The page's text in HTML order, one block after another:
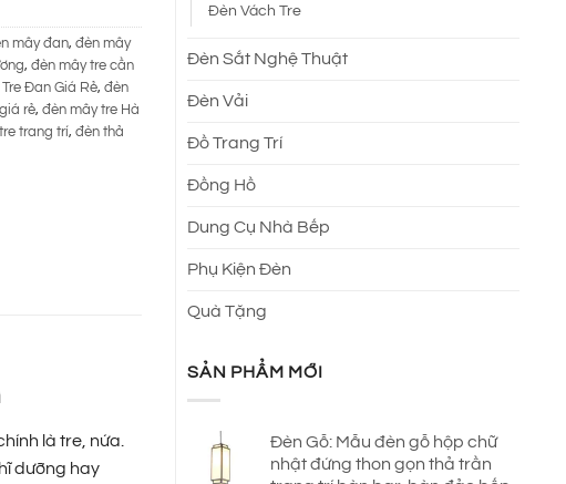
Đèn Vách Tre
Đèn Sắt Nghệ Thuật
Đèn Vải
Đồ Trang Trí
Đồng Hồ
Dung Cụ Nhà Bếp
Phụ Kiện Đèn
Quà Tặng
SẢN PHẨM MỚI
Đèn Gỗ: Mẫu đèn gỗ hộp chữ
nhật đứng thon gọn thả trần
mây đan, đèn mây
, đèn mây tre cần
Đan Giá Rẻ, đèn
rẻ, đèn mây tre Hà
trang trí, đèn thả
là tre, nứa.
dưỡng hay